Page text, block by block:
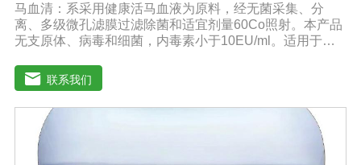
马血清：系采用健康活马血液为原料，经无菌采集、分
离、多级微孔滤膜过滤除菌和适宜剂量60Co照射。本产品
无支原体、病毒和细菌，内毒素小于10EU/ml。适用于多
典》2020版质量标准。规格：500ml/瓶保
存：-15℃―-20℃有效期：5年注意事项：解冻：采用逐
步解冻法（ -20℃→2-8℃→ 室温），可减少沉淀的产生使
血清质量不会受到影响。
联系我们